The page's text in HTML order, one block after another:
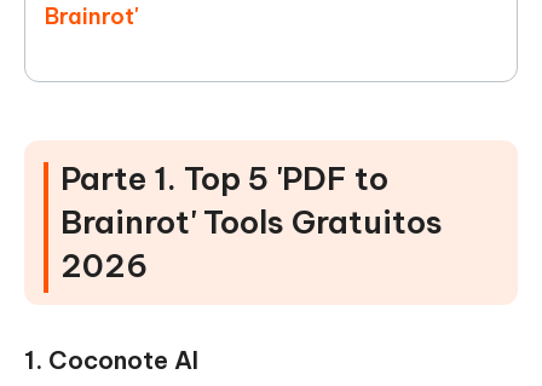
Brainrot'
Parte 1. Top 5 'PDF to
Brainrot' Tools Gratuitos
2026
1. Coconote AI